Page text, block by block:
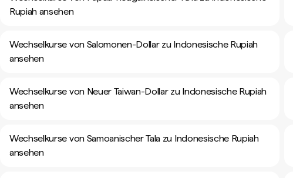
Rupiah ansehen
Wechselkurse von Salomonen-Dollar zu Indonesische Rupiah
ansehen
Wechselkurse von Neuer Taiwan-Dollar zu Indonesische Rupiah
ansehen
Wechselkurse von Samoanischer Tala zu Indonesische Rupiah
ansehen